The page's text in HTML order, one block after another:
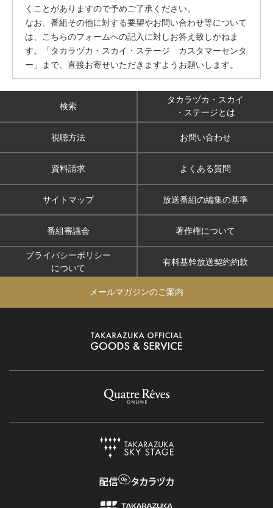
くことがありますので予めご了承ください。
なお、番組その他に対する要望やお問い合わせ等について
は、こちらのフォームへの記入に対しお答え致しかねま
す。「タカラヅカ・スカイ・ステージ カスタマーセンタ
ー」まで、直接お寄せいただきますようお願いします。
検索
タカラヅカ・スカイ
・ステージとは
視聴方法 お問い合わせ
資料請求 よくある質問
サイトマップ 放送番組の編集の基準
番組審議会 著作権について
プライバシーポリシー
について
有料基幹放送契約約款
メールマガジンのご案内